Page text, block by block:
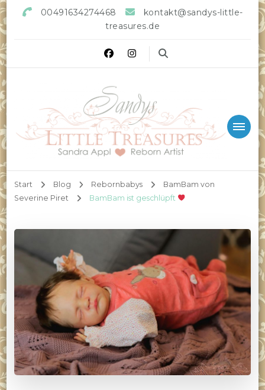
00491634274468
kontakt@sandys-little-
treasures.de
Start Blog Rebornbabys
BamBam von
Severine Piret
BamBam ist geschlüpft